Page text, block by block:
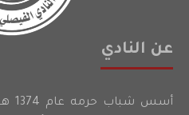
عن النادي